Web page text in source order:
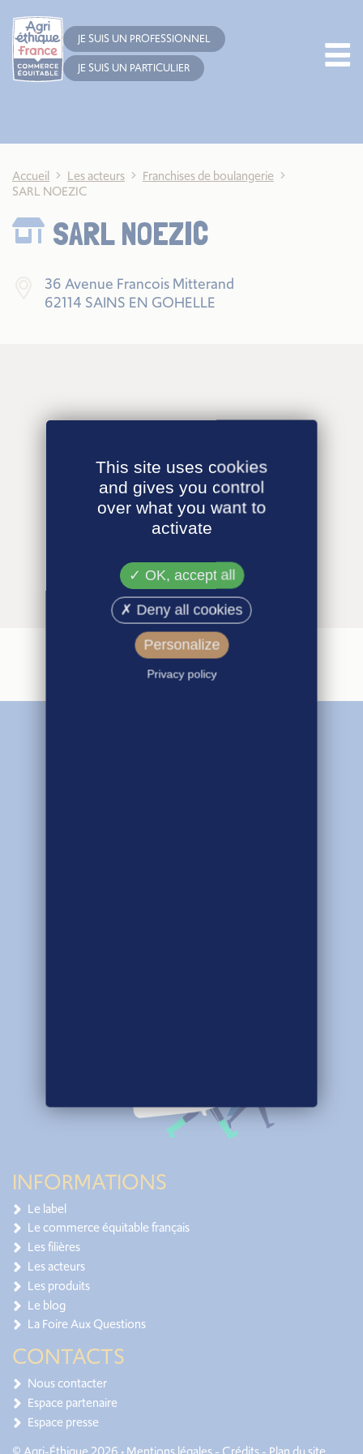
JE SUIS UN PROFESSIONNEL
JE SUIS UN PARTICULIER
Accueil Les acteurs
Franchises de boulangerie
SARL NOEZIC
SARL NOEZIC
36 Avenue Francois Mitterand
62114 SAINS EN GOHELLE
INFORMATIONS
Le label
Le commerce équitable français
Les filières
Les acteurs
Les produits
Le blog
La Foire Aux Questions
CONTACTS
Nous contacter
Espace partenaire
Espace presse
This site uses cookies
and gives you control
over what you want to
activate
OK, accept all
Deny all cookies
Personalize
Privacy policy